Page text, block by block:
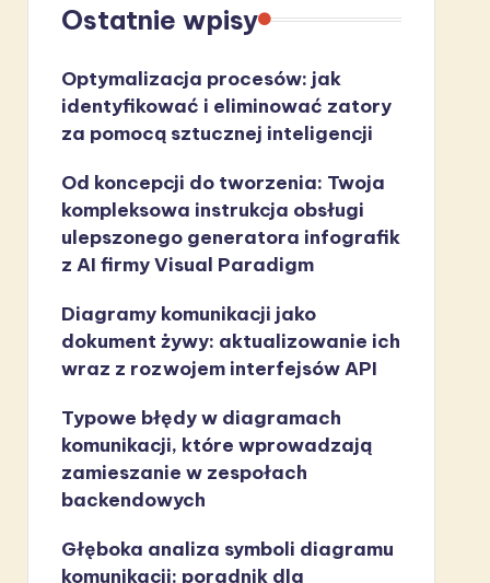
Ostatnie wpisy
Optymalizacja procesów: jak
identyfikować i eliminować zatory
za pomocą sztucznej inteligencji
Od koncepcji do tworzenia: Twoja
kompleksowa instrukcja obsługi
ulepszonego generatora infografik
z AI firmy Visual Paradigm
Diagramy komunikacji jako
dokument żywy: aktualizowanie ich
wraz z rozwojem interfejsów API
Typowe błędy w diagramach
komunikacji, które wprowadzają
zamieszanie w zespołach
backendowych
Głęboka analiza symboli diagramu
komunikacji: poradnik dla